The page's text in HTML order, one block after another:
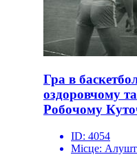
Гра в
оздоровчому
Робочому
ID: 4054
Місце: